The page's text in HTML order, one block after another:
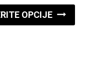
OPCIJE
proizvod